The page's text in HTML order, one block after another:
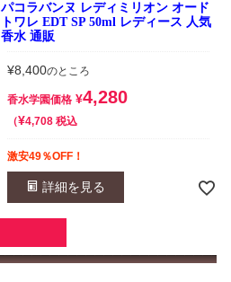
パコラバンヌ レディミリオン オード
トワレ EDT SP 50ml レディース 人気
香水 通販
¥8,400のところ
香水学園価格 ¥4,280
¥4,708 税込
激安49％OFF！
詳細を見る